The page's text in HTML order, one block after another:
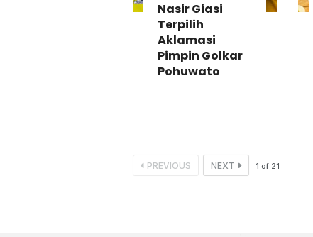
Nasir Giasi
Terpilih
Aklamasi
Pimpin Golkar
Pohuwato
PREVIOUS NEXT 1 of 21